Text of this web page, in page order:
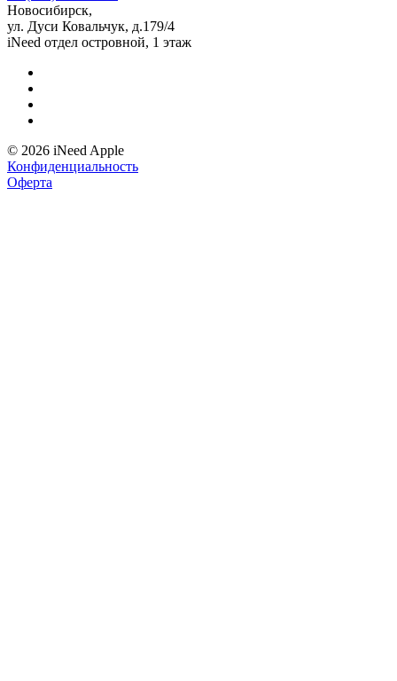
Новосибирск,
ул. Дуси Ковальчук, д.179/4
iNeed отдел островной, 1 этаж
© 2026 iNeed Apple
Конфиденциальность
Оферта